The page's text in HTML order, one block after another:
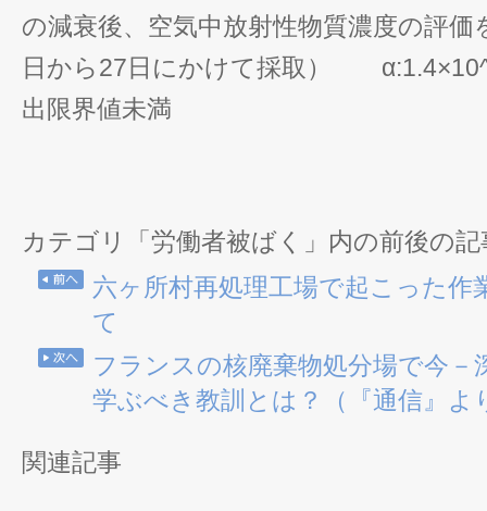
の減衰後、空気中放射性物質濃度の評価
日から27日にかけて採取）
出限界値未満
カテゴリ「労働者被ばく」内の前後の記
六ヶ所村再処理工場で起こった作
て
フランスの核廃棄物処分場で今－
学ぶべき教訓とは？（『通信』よ
関連記事